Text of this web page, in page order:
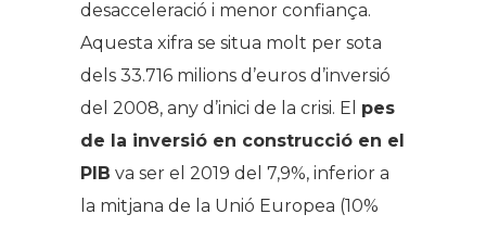
desacceleració i menor confiança.
Aquesta xifra se situa molt per sota
dels 33.716 milions d’euros d’inversió
del 2008, any d’inici de la crisi. El pes
de la inversió en construcció en el
PIB va ser el 2019 del 7,9%, inferior a
la mitjana de la Unió Europea (10%